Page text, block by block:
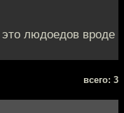
это людоедов вроде
всего: 3